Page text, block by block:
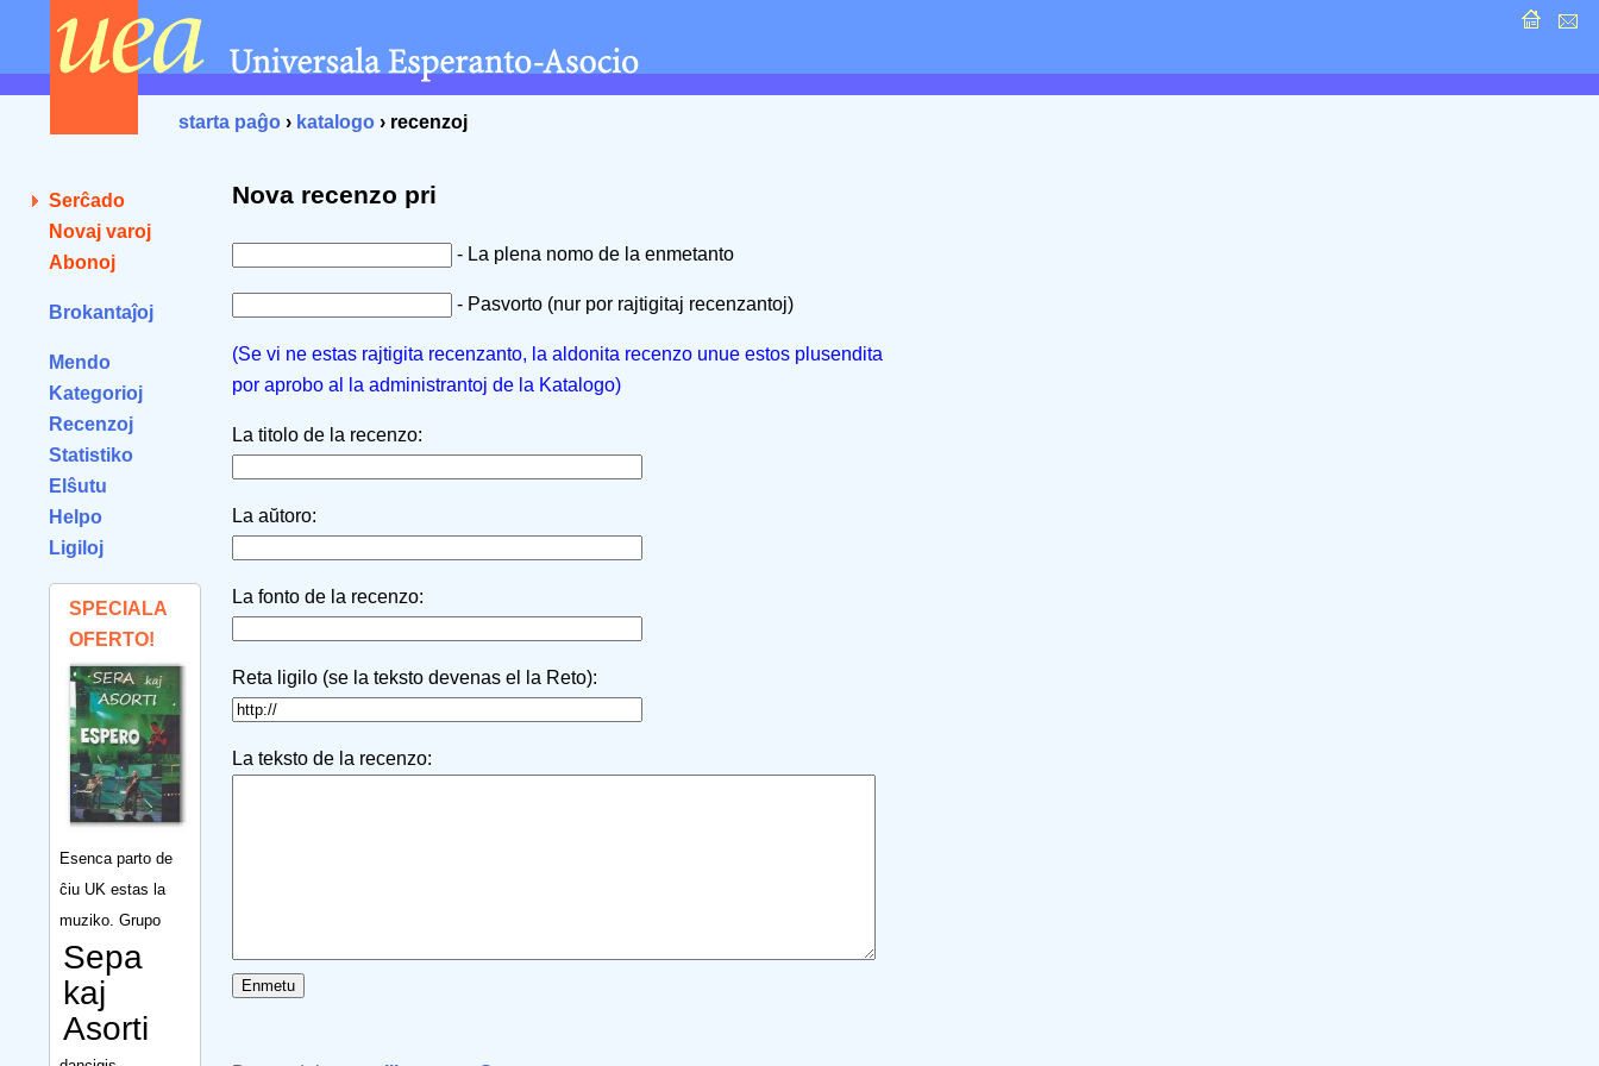
starta paĝo › katalogo › recenzoj
Serĉado
Novaj varoj
Abonoj
Brokantaĵoj
Mendo
Kategorioj
Recenzoj
Statistiko
Elŝutu
Helpo
Ligiloj
SPECIALA
OFERTO!
Esenca parto de
ĉiu UK estas la
muziko. Grupo
Sepa
kaj
Asorti
Nova recenzo pri
- La plena nomo de la enmetanto
- Pasvorto (nur por rajtigitaj recenzantoj)
(Se vi ne estas rajtigita recenzanto, la aldonita recenzo unue estos plusendita
por aprobo al la administrantoj de la Katalogo)
La titolo de la recenzo:
La aŭtoro:
La fonto de la recenzo:
Reta ligilo (se la teksto devenas el la Reto):
La teksto de la recenzo: